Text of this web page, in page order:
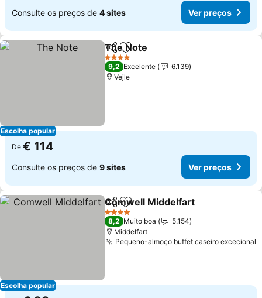
Consulte os preços de 4 sites Ver preços
Escolha popular
PartilharAdicionar aos favoritos
The Note
4 Estrelas
9,2 Excelente
6.139
Vejle
De € 114
Consulte os preços de 9 sites Ver preços
Escolha popular
PartilharAdicionar aos favoritos
Comwell Middelfart
4 Estrelas
8,2 Muito boa
5.154
Middelfart
Pequeno-almoço buffet caseiro excecional